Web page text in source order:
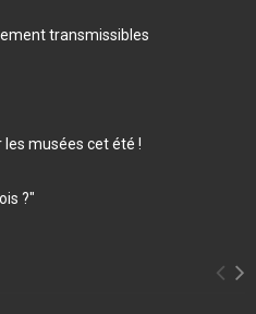
transmissibles
musées cet été !
?"